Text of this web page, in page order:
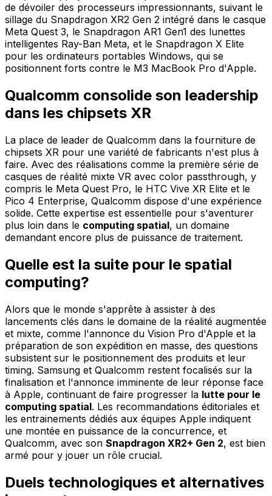
de dévoiler des processeurs impressionnants, suivant le
sillage du Snapdragon XR2 Gen 2 intégré dans le casque
Meta Quest 3, le Snapdragon AR1 Gen1 des lunettes
intelligentes Ray-Ban Meta, et le Snapdragon X Elite
pour les ordinateurs portables Windows, qui se
positionnent forts contre le M3 MacBook Pro d'Apple.
Qualcomm consolide son leadership
dans les chipsets XR
La place de leader de Qualcomm dans la fourniture de
chipsets XR pour une variété de fabricants n'est plus à
faire. Avec des réalisations comme la première série de
casques de réalité mixte VR avec color passthrough, y
compris le Meta Quest Pro, le HTC Vive XR Elite et le
Pico 4 Enterprise, Qualcomm dispose d'une expérience
solide. Cette expertise est essentielle pour s'aventurer
plus loin dans le computing spatial, un domaine
demandant encore plus de puissance de traitement.
Quelle est la suite pour le spatial
computing?
Alors que le monde s'apprête à assister à des
lancements clés dans le domaine de la réalité augmentée
et mixte, comme l'annonce du Vision Pro d'Apple et la
préparation de son expédition en masse, des questions
subsistent sur le positionnement des produits et leur
timing. Samsung et Qualcomm restent focalisés sur la
finalisation et l'annonce imminente de leur réponse face
à Apple, continuant de faire progresser la lutte pour le
computing spatial. Les recommandations éditoriales et
les entrainements dédiés aux équipes Apple indiquent
une montée en puissance de la concurrence, et
Qualcomm, avec son Snapdragon XR2+ Gen 2, est bien
armé pour y jouer un rôle crucial.
Duels technologiques et alternatives